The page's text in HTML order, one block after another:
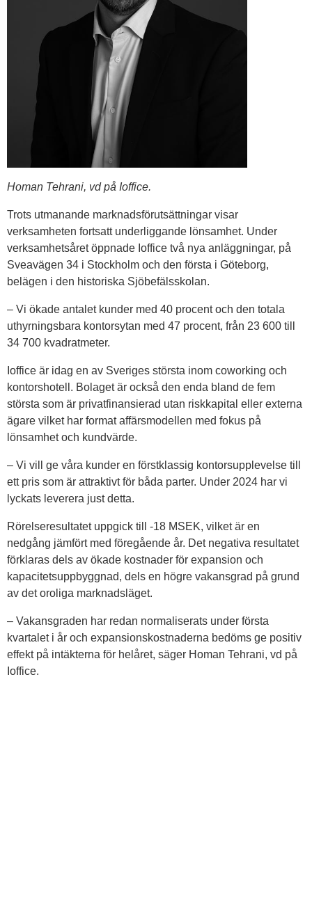
Homan Tehrani, vd på Ioffice.
Trots utmanande marknadsförutsättningar visar
verksamheten fortsatt underliggande lönsamhet. Under
verksamhetsåret öppnade Ioffice två nya anläggningar, på
Sveavägen 34 i Stockholm och den första i Göteborg,
belägen i den historiska Sjöbefälsskolan.
– Vi ökade antalet kunder med 40 procent och den totala
uthyrningsbara kontorsytan med 47 procent, från 23 600 till
34 700 kvadratmeter.
Ioffice är idag en av Sveriges största inom coworking och
kontorshotell. Bolaget är också den enda bland de fem
största som är privatfinansierad utan riskkapital eller externa
ägare vilket har format affärsmodellen med fokus på
lönsamhet och kundvärde.
– Vi vill ge våra kunder en förstklassig kontorsupplevelse till
ett pris som är attraktivt för båda parter. Under 2024 har vi
lyckats leverera just detta.
Rörelseresultatet uppgick till -18 MSEK, vilket är en
nedgång jämfört med föregående år. Det negativa resultatet
förklaras dels av ökade kostnader för expansion och
kapacitetsuppbyggnad, dels en högre vakansgrad på grund
av det oroliga marknadsläget.
– Vakansgraden har redan normaliserats under första
kvartalet i år och expansionskostnaderna bedöms ge positiv
effekt på intäkterna för helåret, säger Homan Tehrani, vd på
Ioffice.